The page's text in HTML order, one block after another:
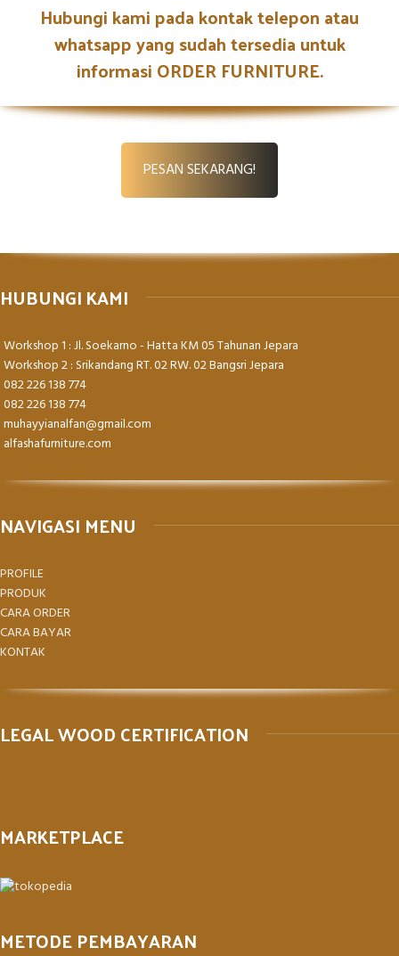
Hubungi kami pada kontak telepon atau
whatsapp yang sudah tersedia untuk
informasi ORDER FURNITURE.
PESAN SEKARANG!
HUBUNGI KAMI
Workshop 1 : Jl. Soekarno - Hatta KM 05 Tahunan Jepara
Workshop 2 : Srikandang RT. 02 RW. 02 Bangsri Jepara
082 226 138 774
082 226 138 774
muhayyianalfan@gmail.com
alfashafurniture.com
NAVIGASI MENU
PROFILE
PRODUK
CARA ORDER
CARA BAYAR
KONTAK
LEGAL WOOD CERTIFICATION
MARKETPLACE
METODE PEMBAYARAN